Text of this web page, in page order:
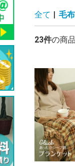
全て | 毛布
23件の商